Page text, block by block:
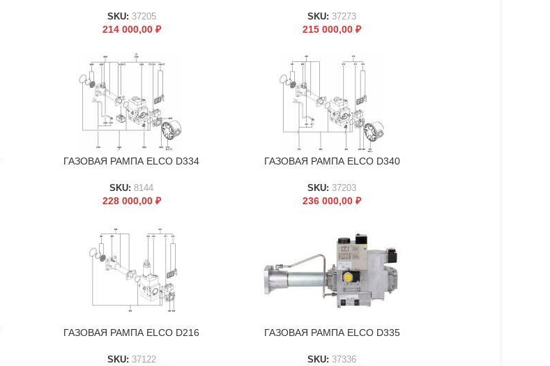
SKU: 37205
214 000,00 ₽
SKU: 37273
215 000,00₽
В КОРЗИНУ
ГАЗОВАЯ РАМПА ELCO D334
SKU:8144
228 000,00 ₽
В КОРЗИНУ
ГАЗОВАЯ РАМПА ELCO D340
SKU: 37203
236 000,00₽
В КОРЗИНУ
ГАЗОВАЯ РАМПА ELCO D216
SKU: 37122
В КОРЗИНУ
ГАЗОВАЯ РАМПА ELCO D335
SKU: 37336